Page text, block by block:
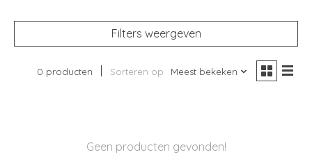
Filters weergeven
0 producten Sorteren op Meest bekeken
Geen producten gevonden!